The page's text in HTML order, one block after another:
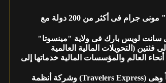
" مونى جرام فى أكثر من 200 دولة مع
سانت لويس بارك فى ولاية "مينسوتا"
فئتين (التحويلات المالية العالمية
العالم والمؤسسات المالية خدماتها إلى
" مونى جرام نتيجة إندماج شركتين معاً وهى (Travelers Express) وشركة أنظمة